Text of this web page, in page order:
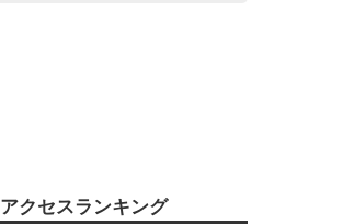
アクセスランキング